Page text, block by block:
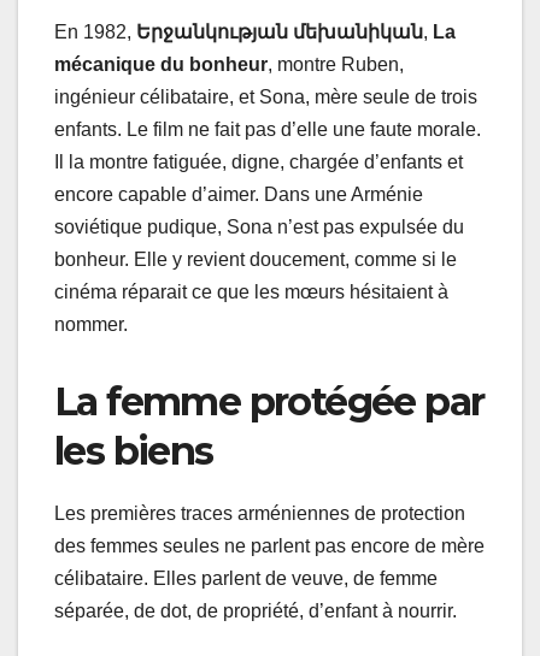
En 1982, Երջանկության մեխանիկան, La
mécanique du bonheur, montre Ruben,
ingénieur célibataire, et Sona, mère seule de trois
enfants. Le film ne fait pas d’elle une faute morale.
Il la montre fatiguée, digne, chargée d’enfants et
encore capable d’aimer. Dans une Arménie
soviétique pudique, Sona n’est pas expulsée du
bonheur. Elle y revient doucement, comme si le
cinéma réparait ce que les mœurs hésitaient à
nommer.
La femme protégée par
les biens
Les premières traces arméniennes de protection
des femmes seules ne parlent pas encore de mère
célibataire. Elles parlent de veuve, de femme
séparée, de dot, de propriété, d’enfant à nourrir.